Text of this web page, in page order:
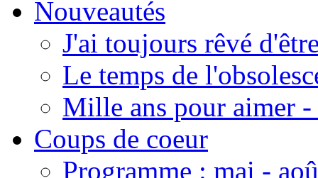
Nouveautés
J'ai toujours rêvé
Le temps de
Mille ans pour aimer
Coups de coeur
Programme : mai -